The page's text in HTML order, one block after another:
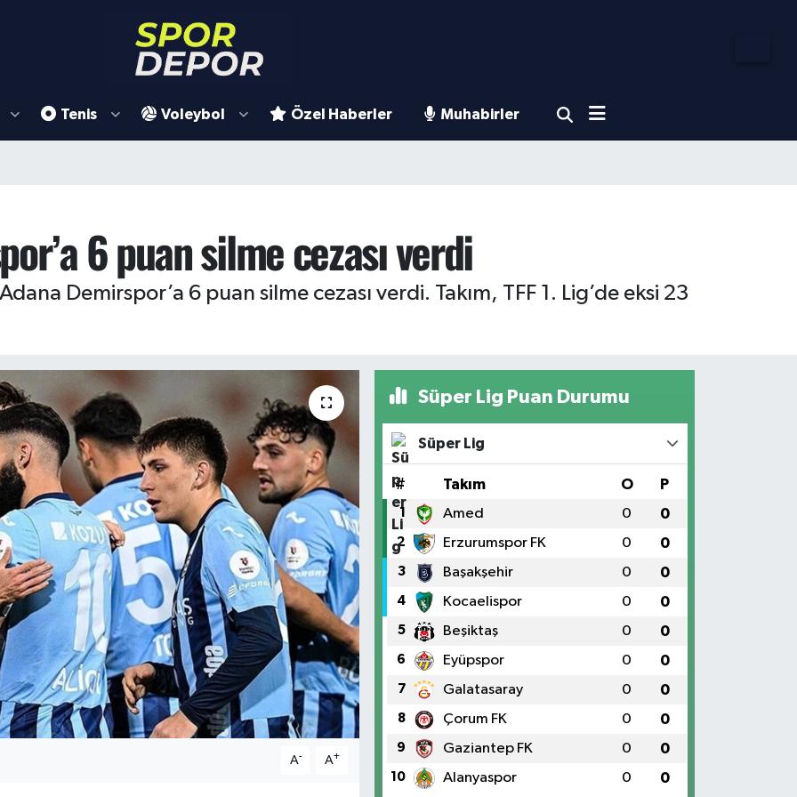
Tenis Voleybol Özel Haberler Muhabirler
6 puan silme cezası verdi
Demirspor’a 6 puan silme cezası verdi. Takım, TFF 1. Lig’de eksi 23
A- A+
Süper Lig Puan Durumu
Süper Lig
# Takım O P
1 Amed 0 0
2 Erzurumspor FK 0 0
3 Başakşehir 0 0
4 Kocaelispor 0 0
5 Beşiktaş 0 0
6 Eyüpspor 0 0
7 Galatasaray 0 0
8 Çorum FK 0 0
9 Gaziantep FK 0 0
10 Alanyaspor 0 0